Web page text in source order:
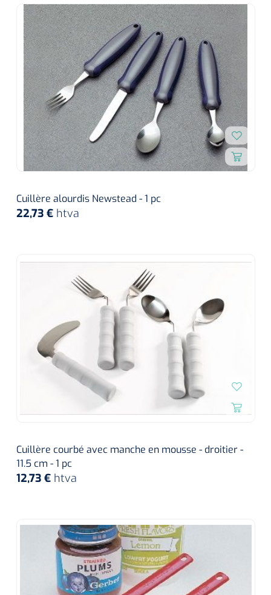
Cuillère alourdis Newstead - 1 pc
22,73 € htva
Cuillère courbé avec manche en mousse - droitier -
11.5 cm - 1 pc
12,73 € htva